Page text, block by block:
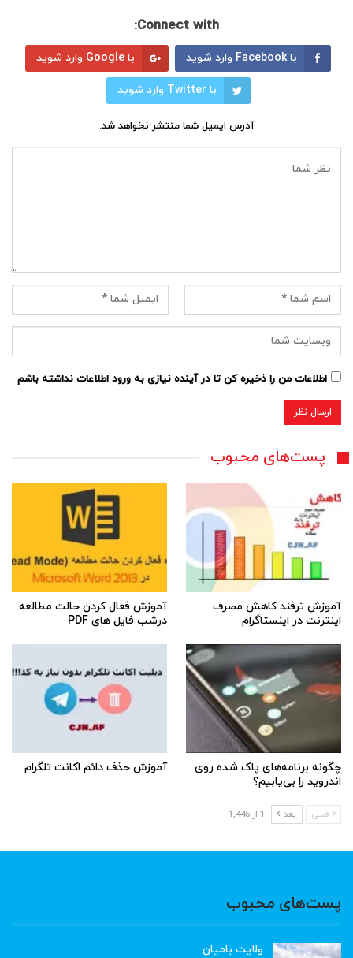
Connect with:
با Facebook وارد شوید با Google وارد شوید
با Twitter وارد شوید
آدرس ایمیل شما منتشر نخواهد شد.
اطلاعات من را ذخیره کن تا در آینده نیازی به ورود اطلاعات نداشته باشم
پست‌های محبوب
آموزش ترفند کاهش مصرف
اینترنت در اینستاگرام
آموزش فعال کردن حالت مطالعه
درشب فایل های PDF
چگونه برنامه‌های پاک شده روی
اندروید را بی‌یابیم؟
آموزش حذف دائم اکانت تلگرام
قبلی بعد 1 از 1,445
پست‌های محبوب
ولایت بامیان